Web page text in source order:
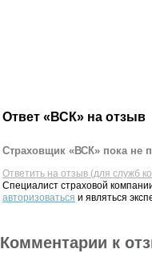
Ответ «ВСК» на отзыв
Страховщик «ВСК» пока не
Ответить на отзыв (для служб
Специалист страховой
авторизоваться и являться
Комментарии к